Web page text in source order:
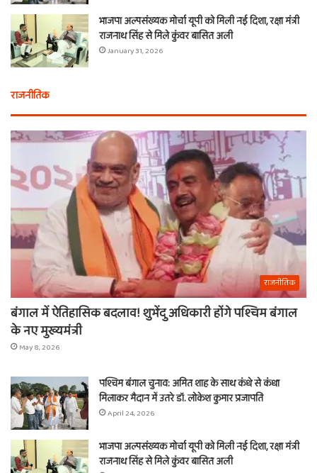
भाजपा अल्पसंख्यक मोर्चा यूपी को मिली नई दिशा, रक्षा मंत्री
राजनाथ सिंह से मिले कुंवर बासित अली
January 31, 2026
राजनीतिक
राजनीतिक
बंगाल में ऐतिहासिक बदलाव! शुभेंदु अधिकारी होंगे पश्चिम बंगाल
के नए मुख्यमंत्री
May 8, 2026
पश्चिम बंगाल चुनाव: अमित शाह के साथ कंधे से कंधा
मिलाकर मैदान में उतरे डॉ. लोकेश कुमार प्रजापति
April 24, 2026
भाजपा अल्पसंख्यक मोर्चा यूपी को मिली नई दिशा, रक्षा मंत्री
राजनाथ सिंह से मिले कुंवर बासित अली